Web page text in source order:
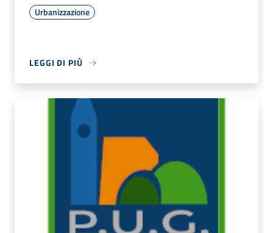
Urbanizzazione
LEGGI DI PIÙ